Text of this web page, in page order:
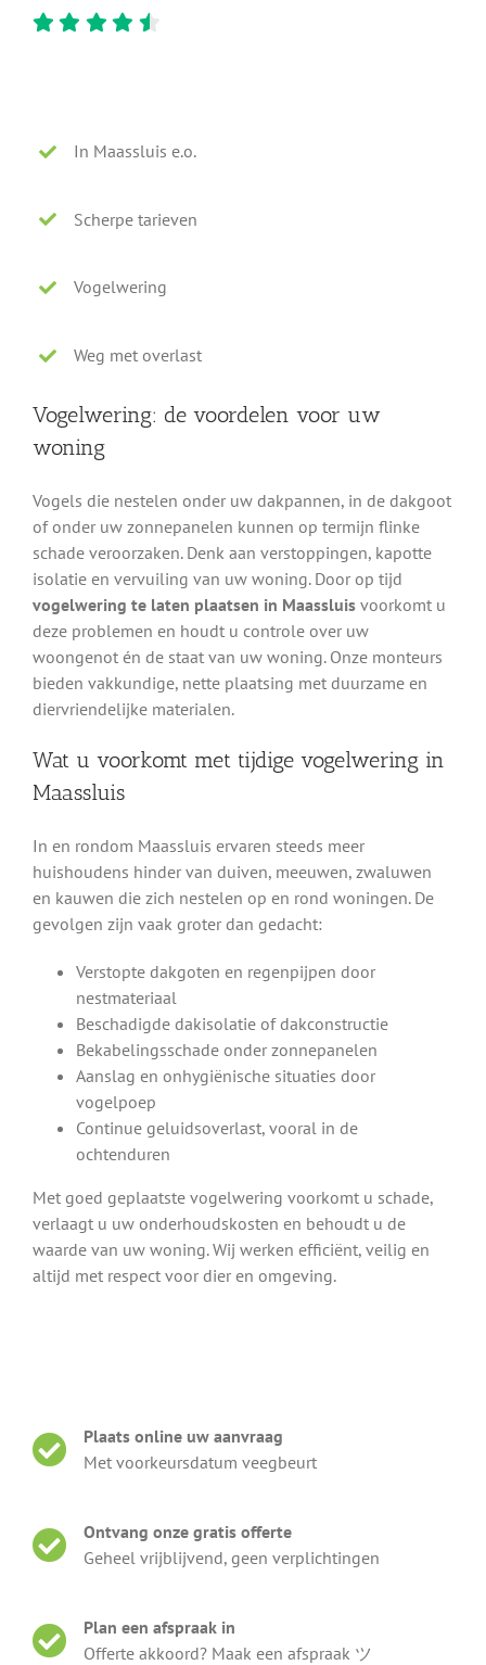
In Maassluis e.o.
Scherpe tarieven
Vogelwering
Weg met overlast
Vogelwering: de voordelen voor uw
woning
Vogels die nestelen onder uw dakpannen, in de dakgoot
of onder uw zonnepanelen kunnen op termijn flinke
schade veroorzaken. Denk aan verstoppingen, kapotte
isolatie en vervuiling van uw woning. Door op tijd
vogelwering te laten plaatsen in Maassluisvoorkomt u
deze problemen en houdt u controle over uw
woongenot én de staat van uw woning. Onze monteurs
bieden vakkundige, nette plaatsing met duurzame en
diervriendelijke materialen.
Wat u voorkomt met tijdige vogelwering in
Maassluis
In en rondom Maassluis ervaren steeds meer
huishoudens hinder van duiven, meeuwen, zwaluwen
en kauwen die zich nestelen op en rond woningen. De
gevolgen zijn vaak groter dan gedacht:
Verstopte dakgoten en regenpijpen door
nestmateriaal
Beschadigde dakisolatie of dakconstructie
Bekabelingsschade onder zonnepanelen
Aanslag en onhygiënische situaties door
vogelpoep
Continue geluidsoverlast, vooral in de
ochtenduren
Met goed geplaatste vogelwering voorkomt u schade,
verlaagt u uw onderhoudskosten en behoudt u de
waarde van uw woning. Wij werken efficiënt, veilig en
altijd met respect voor dier en omgeving.
Plaats online uw aanvraag
Met voorkeursdatum veegbeurt
Ontvang onze gratis offerte
Geheel vrijblijvend, geen verplichtingen
Plan een afspraak in
Offerte akkoord? Maak een afspraak ツ